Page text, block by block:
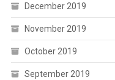
December 2019
November 2019
October 2019
September 2019